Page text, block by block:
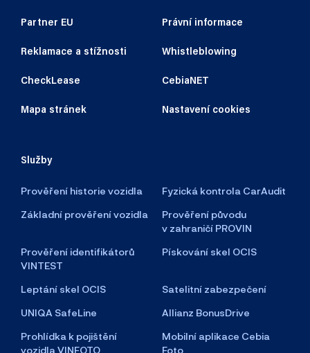
Partner EU Právní informace
Reklamace a stížnosti Whistleblowing
CheckLease CebiaNET
Mapa stránek Nastavení cookies
Služby
Prověření historie vozidla
Fyzická kontrola CarAudit
Základní prověření vozidla
Prověření původu
v zahraničí PROVIN
Prověření identifikátorů
VINTEST
Pískování skel OCIS
Leptání skel OCIS
Satelitní zabezpečení
UNIQA SafeLine
Allianz BonusDrive
Prohlídka k pojištění
vozidla VINFOTO
Mobilní aplikace Cebia
Foto